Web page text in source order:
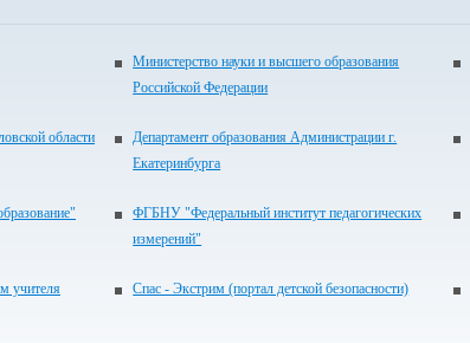
Министерство науки и высшего образования
Российской Федерации
области
Департамент образования Администрации г.
Екатеринбурга
ФГБНУ "Федеральный институт педагогических
измерений"
учителя Спас - Экстрим (портал детской безопасности)